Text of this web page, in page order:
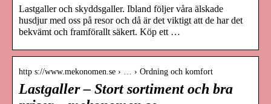
Lastgaller och skyddsgaller. Ibland följer våra älskade
husdjur med oss på resor och då är det viktigt att de har det
bekvämt och framförallt säkert. Köp ett …
http s://www.mekonomen.se › … › Ordning och komfort
Lastgaller – Stort sortiment och bra